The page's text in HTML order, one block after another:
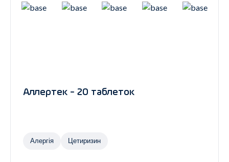
Аллертек - 20 таблеток
Алергія Цетиризин